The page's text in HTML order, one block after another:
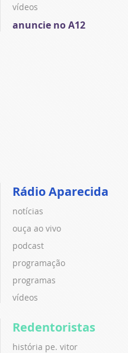
vídeos
anuncie no A12
Rádio Aparecida
notícias
ouça ao vivo
podcast
programação
programas
vídeos
Redentoristas
história pe. vitor